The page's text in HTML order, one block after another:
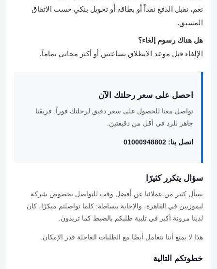
نعم، نقبل الدفع نقداً أو بطاقة أو تحويل بنكي حسب الاتفاق
المسبق.
هل هناك رسوم إلغاء؟
الإلغاء قبل موعد الانطلاق بساعتين أو أكثر مجاني تماماً.
احصل على سعر رحلتك الآن
تواصل معنا للحصول على سعر دقيق لرحلتك فوراً. فريقنا
جاهز للرد في أقل من دقيقتين.
اتصل بنا: 01000948802
سؤال يتكرر كثيرًا
يسأل كثير من عملائنا عن أفضل وقت للتواصل بخصوص شركة
ليموزيين في القاهرة، والإجابة ببساطة: كلما تواصلتم مبكرًا، كان
لدينا مرونة أكبر في تلبية طلبكم بالضبط كما تريدون.
هذا لا يمنع أننا نتعامل أيضًا مع الطلبات العاجلة قدر الإمكان.
خطوتكم التالية